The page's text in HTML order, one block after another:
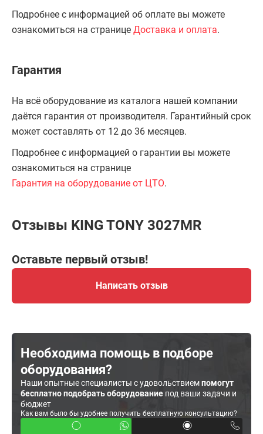
Подробнее с информацией об оплате вы можете
ознакомиться на странице Доставка и оплата.
Гарантия
На всё оборудование из каталога нашей компании
даётся гарантия от производителя. Гарантийный срок
может составлять от 12 до 36 месяцев.
Подробнее с информацией о гарантии вы можете
ознакомиться на странице
Гарантия на оборудование от ЦТО.
Отзывы KING TONY 3027MR
Оставьте первый отзыв!
Написать отзыв
Необходима помощь в подборе
оборудования?
Наши опытные специалисты с удовольствиемпомогут
бесплатно подобрать оборудование под ваши задачи и
бюджет
Как вам было бы удобнее получить бесплатную консультацию?